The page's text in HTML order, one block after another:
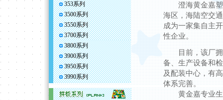
353系列
3500系列
3550系列
3700系列
3800系列
3900系列
3950系列
3990系列
澄海黄金嘉塑胶
海区，海陆空交
成为一家集自主
性企业。
目前，该厂拥有
备、生产设备和
及配装中心，有
体系完善。
黄金嘉专业生产